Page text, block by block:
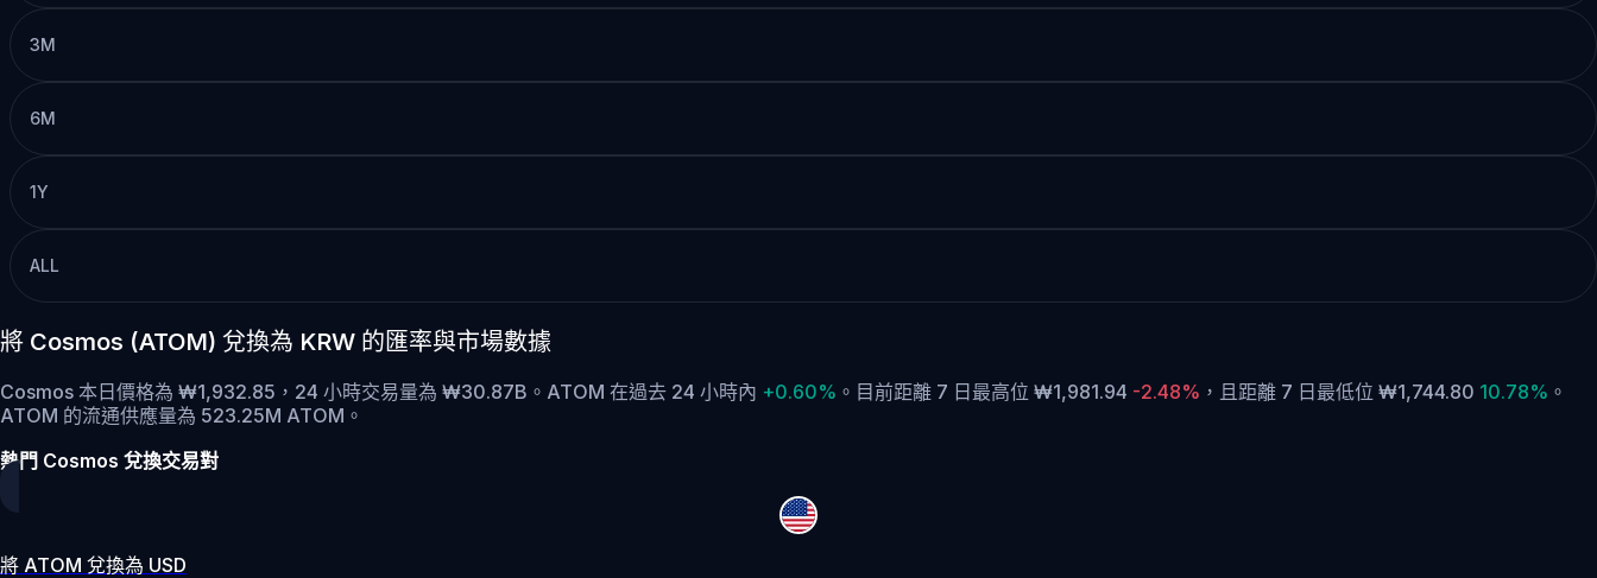
3M
6M
1Y
ALL
將 Cosmos (ATOM) 兌換為 KRW 的匯率與市場數據
Cosmos 本日價格為 ₩1,932.85，24 小時交易量為 ₩30.87B。ATOM 在過去 24 小時內 +0.60% 。 目前距離 7 日最高位 ₩1,981.94 -2.48% ， 且距離 7 日最低位 ₩1,744.80 10.78% 。
ATOM 的流通供應量為 523.25M ATOM。
熱門 Cosmos 兌換交易對
將 ATOM 兌換為 USD